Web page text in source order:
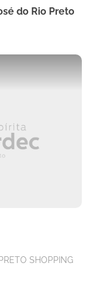
do Rio Preto
SHOPPING